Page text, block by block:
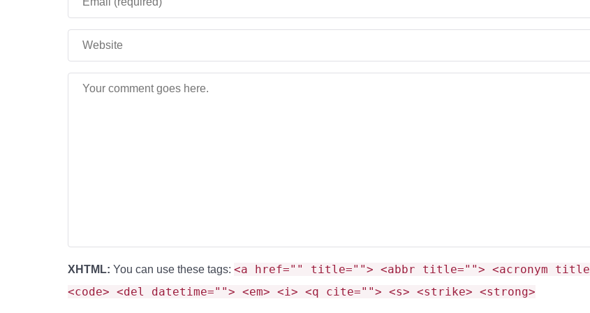
Интересно:изменить в броне можно будет цвет и узор.
Каждый рисунок, будет обозначать что-то свое и тем самым позволит создать образ,
наполненный уникальной историей.
XHTML: You can use these tags: <a href="" title=""> <abbr title=""> <acronym
<code> <del datetime=""> <em> <i> <q cite=""> <s> <strike> <strong>